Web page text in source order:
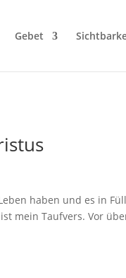
Gebet
haben und es in
mein Taufvers. Vor